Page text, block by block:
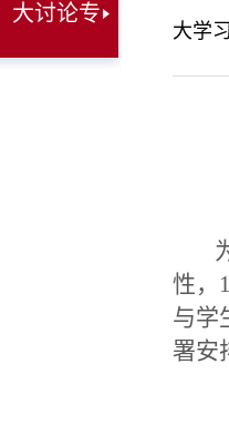
大讨论专
大学
性，
与学
署安